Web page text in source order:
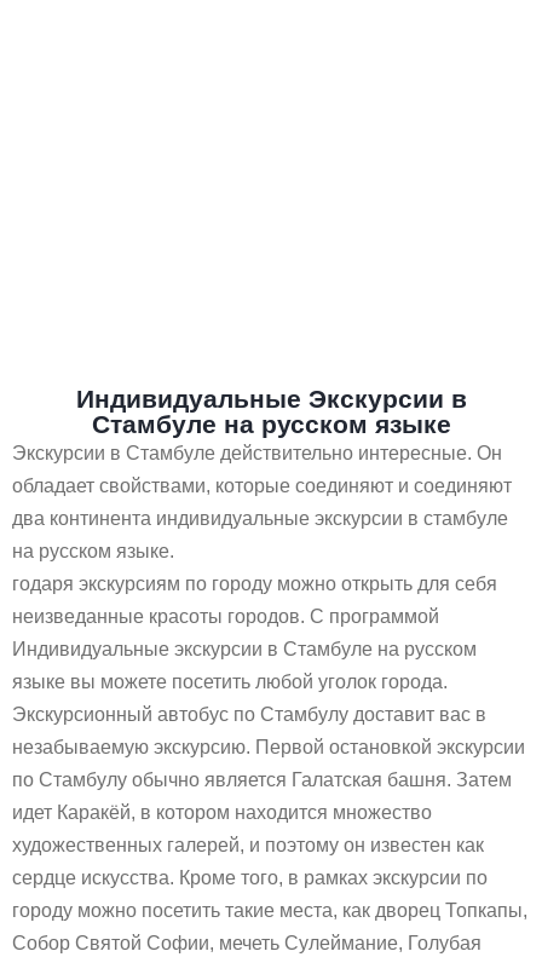
Индивидуальные Экскурсии в
Стамбуле на русском языке
Экскурсии в Стамбулe действительно интересные. Он
обладает свойствами, которые соединяют и соединяют
два континента индивидуальные экскурсии в стамбуле
на русском языке.
годаря экскурсиям по городу можно открыть для себя
неизведанные красоты городов. С программой
Индивидуальные экскурсии в Стамбуле на русском
языке вы можете посетить любой уголок города.
Экскурсионный автобус по Стамбулу доставит вас в
незабываемую экскурсию. Первой остановкой экскурсии
по Стамбулу обычно является Галатская башня. Затем
идет Каракёй, в котором находится множество
художественных галерей, и поэтому он известен как
сердце искусства. Кроме того, в рамках экскурсии по
городу можно посетить такие места, как дворец Топкапы,
Собор Святой Софии, мечеть Сулеймание, Голубая